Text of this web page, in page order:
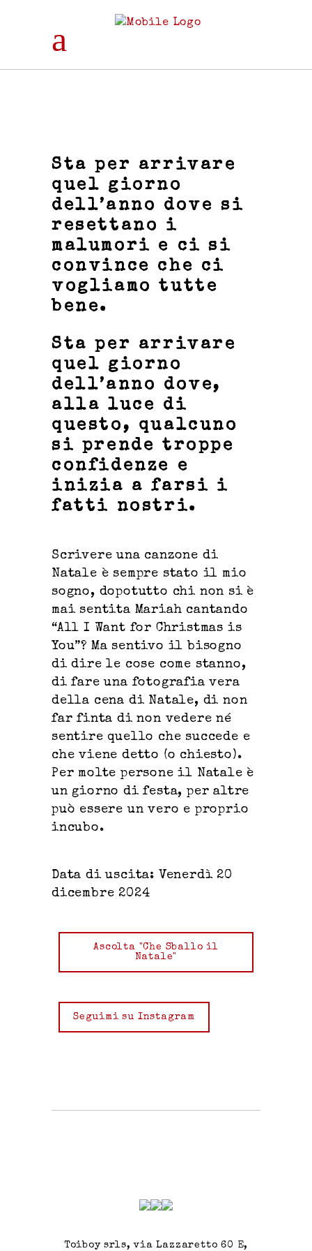
Sta per arrivare
quel giorno
dell’anno dove si
resettano i
malumori e ci si
convince che ci
vogliamo tutte
bene.
Sta per arrivare
quel giorno
dell’anno dove,
alla luce di
questo, qualcuno
si prende troppe
confidenze e
inizia a farsi i
fatti nostri.
Scrivere una canzone di
Natale è sempre stato il mio
sogno, dopotutto chi non si è
mai sentita Mariah cantando
“All I Want for Christmas is
You”? Ma sentivo il bisogno
di dire le cose come stanno,
di fare una fotografia vera
della cena di Natale, di non
far finta di non vedere né
sentire quello che succede e
che viene detto (o chiesto).
Per molte persone il Natale è
un giorno di festa, per altre
può essere un vero e proprio
incubo.
Data di uscita: Venerdì 20
dicembre 2024
Ascolta "Che Sballo il
Natale"
Seguimi su Instagram
Toiboy srls, via Lazzaretto 60 E,